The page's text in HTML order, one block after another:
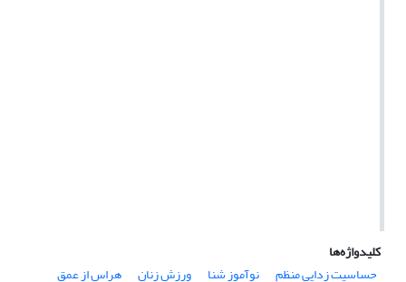
کلیدواژه‌ها
حساسیت زدایی منظم
نوآموز شنا ورزش زنان
هراس از عمق